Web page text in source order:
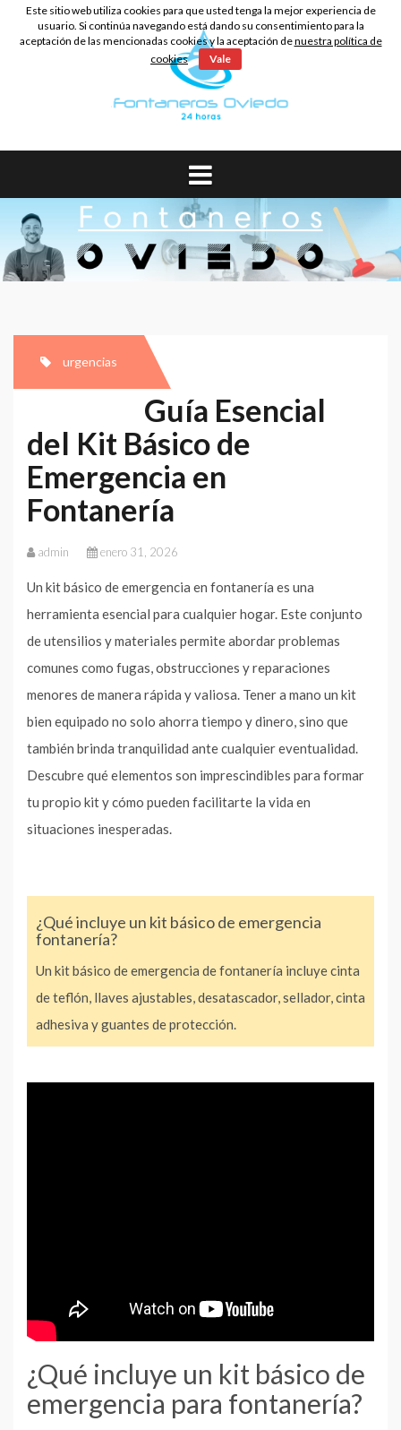
content
urgencias
Guía Esencial
del Kit Básico de
Emergencia en
Fontanería
admin enero 31, 2026
Un kit básico de emergencia en fontanería es una
herramienta esencial para cualquier hogar. Este conjunto
de utensilios y materiales permite abordar problemas
comunes como fugas, obstrucciones y reparaciones
menores de manera rápida y valiosa. Tener a mano un kit
bien equipado no solo ahorra tiempo y dinero, sino que
también brinda tranquilidad ante cualquier eventualidad.
Descubre qué elementos son imprescindibles para formar
tu propio kit y cómo pueden facilitarte la vida en
situaciones inesperadas.
¿Qué incluye un kit básico de emergencia
fontanería?
Un kit básico de emergencia de fontanería incluye cinta
de teflón, llaves ajustables, desatascador, sellador, cinta
adhesiva y guantes de protección.
¿Qué incluye un kit básico de
emergencia para fontanería?
Este sitio web utiliza cookies para que usted tenga la mejor experiencia de
usuario. Si continúa navegando está dando su consentimiento para la
aceptación de las mencionadas cookies y la aceptación denuestra política de
cookies
Vale